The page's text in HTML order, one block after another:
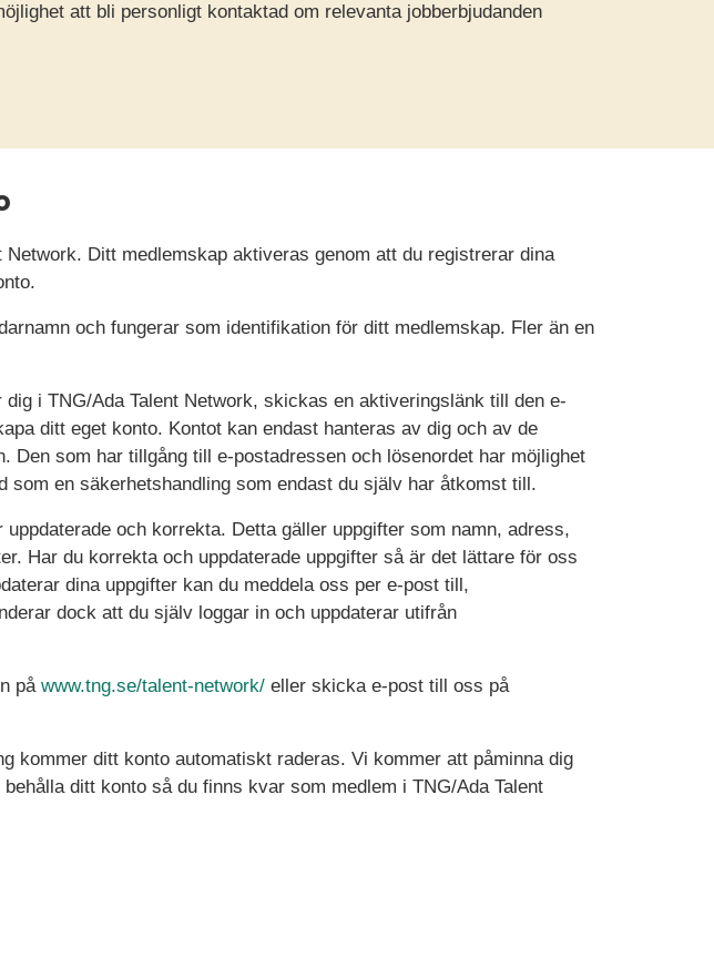
att bli personligt kontaktad om relevanta jobberbjudanden
Ditt medlemskap aktiveras genom att du registrerar dina
och fungerar som identifikation för ditt medlemskap. Fler än en
i TNG/Ada Talent Network, skickas en aktiveringslänk till den e-
ditt eget konto. Kontot kan endast hanteras av dig och av de
som har tillgång till e-postadressen och lösenordet har möjlighet
en säkerhetshandling som endast du själv har åtkomst till.
och korrekta. Detta gäller uppgifter som namn, adress,
Har du korrekta och uppdaterade uppgifter så är det lättare för oss
dina uppgifter kan du meddela oss per e-post till,
dock att du själv loggar in och uppdaterar utifrån
på www.tng.se/talent-network/ eller skicka e-post till oss på
kommer ditt konto automatiskt raderas. Vi kommer att påminna dig
ditt konto så du finns kvar som medlem i TNG/Ada Talent